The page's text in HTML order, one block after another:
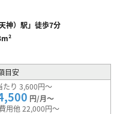
神）駅」徒歩7分
目安
たり 3,600円～
円/月～
用他 22,000円～